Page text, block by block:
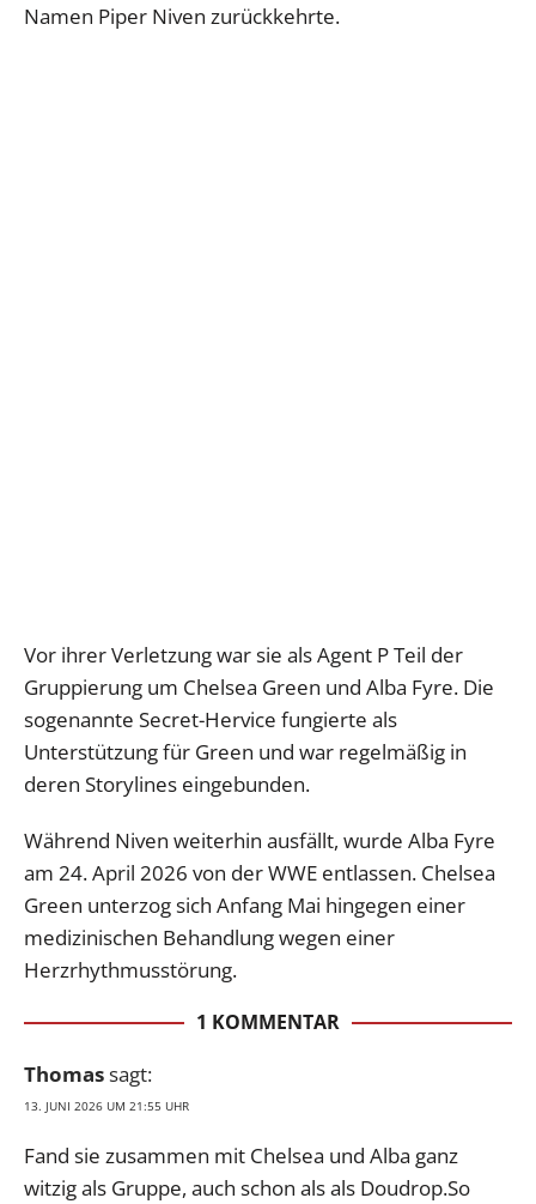
Namen Piper Niven zurückkehrte.
Vor ihrer Verletzung war sie als Agent P Teil der
Gruppierung um Chelsea Green und Alba Fyre. Die
sogenannte Secret-Hervice fungierte als
Unterstützung für Green und war regelmäßig in
deren Storylines eingebunden.
Während Niven weiterhin ausfällt, wurde Alba Fyre
am 24. April 2026 von der WWE entlassen. Chelsea
Green unterzog sich Anfang Mai hingegen einer
medizinischen Behandlung wegen einer
Herzrhythmusstörung.
1 KOMMENTAR
Thomassagt:
13. JUNI 2026 UM 21:55 UHR
Fand sie zusammen mit Chelsea und Alba ganz
witzig als Gruppe, auch schon als als Doudrop.So